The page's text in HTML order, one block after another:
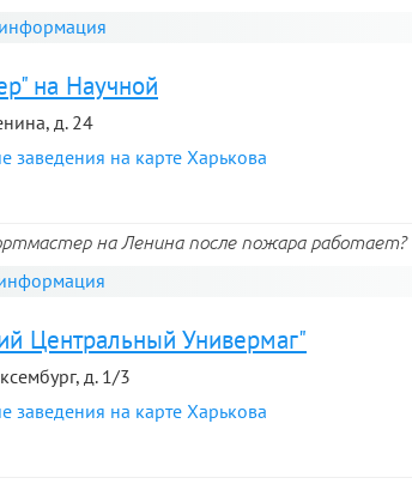
на Научной
д. 24
заведения на карте Харькова
на Ленина после пожара работает?
Центральный Универмаг"
д. 1/3
заведения на карте Харькова